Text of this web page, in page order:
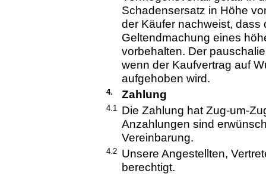
Schadensersatz in Höhe
der Käufer nachweist, dass
Geltendmachung eines
vorbehalten. Der
wenn der Kaufvertrag auf
aufgehoben wird.
4. Zahlung
4.1 Die Zahlung hat Zug-um-
Anzahlungen sind
Vereinbarung.
4.2 Unsere Angestellten,
berechtigt.